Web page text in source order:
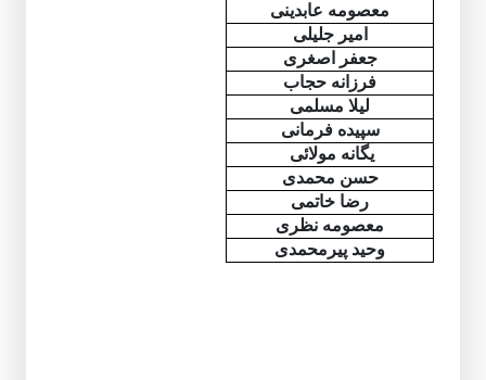
معصومه عابدینی
امیر جلیلی
جعفر اصغری
فرزانه حجاب
لیلا مسلمی
سپیده فرمانی
یگانه مولائی
حسن محمدی
رضا خاتمی
معصومه نظری
وحید پیرمحمدی